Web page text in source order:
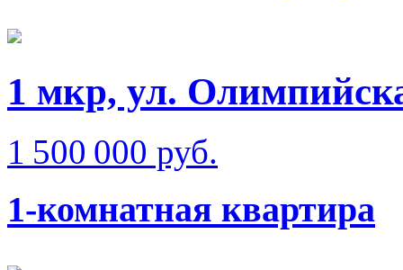
1 мкр, ул.
1 500 000 руб.
1-комнатная квартира